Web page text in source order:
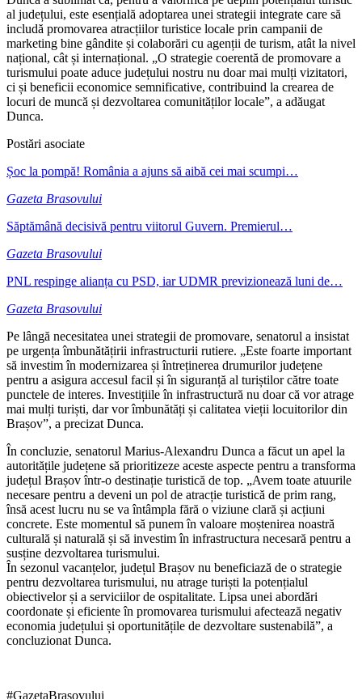
al județului, este esențială adoptarea unei strategii integrate care să
includă promovarea atracțiilor turistice locale prin campanii de
marketing bine gândite și colaborări cu agenții de turism, atât la nivel
național, cât și internațional. „O strategie coerentă de promovare a
turismului poate aduce județului nostru nu doar mai mulți vizitatori,
ci și beneficii economice semnificative, contribuind la crearea de
locuri de muncă și dezvoltarea comunităților locale”, a adăugat
Dunca.
Postări asociate
Șoc la pompă! România a ajuns să aibă cei mai scumpi…
Gazeta Brasovului
Săptămână decisivă pentru viitorul Guvern. Premierul…
Gazeta Brasovului
PNL respinge alianța cu PSD, iar UDMR previzionează luni de…
Gazeta Brasovului
Pe lângă necesitatea unei strategii de promovare, senatorul a insistat
pe urgența îmbunătățirii infrastructurii rutiere. „Este foarte important
să investim în modernizarea și întreținerea drumurilor județene
pentru a asigura accesul facil și în siguranță al turiștilor către toate
punctele de interes. Investițiile în infrastructură nu doar că vor atrage
mai mulți turiști, dar vor îmbunătăți și calitatea vieții locuitorilor din
Brașov”, a precizat Dunca.
În concluzie, senatorul Marius-Alexandru Dunca a făcut un apel la
autoritățile județene să prioritizeze aceste aspecte pentru a transforma
județul Brașov într-o destinație turistică de top. „Avem toate atuurile
necesare pentru a deveni un pol de atracție turistică de prim rang,
însă acest lucru nu se va întâmpla fără o viziune clară și acțiuni
concrete. Este momentul să punem în valoare moștenirea noastră
culturală și naturală și să investim în infrastructura necesară pentru a
susține dezvoltarea turismului.
În sezonul vacanțelor, județul Brașov nu beneficiază de o strategie
pentru dezvoltarea turismului, nu atrage turiști la potențialul
obiectivelor și a serviciilor de ospitalitate. Lipsa unei abordări
coordonate și eficiente în promovarea turismului afectează negativ
economia județului și oportunitățile de dezvoltare sustenabilă”, a
concluzionat Dunca.
#GazetaBrașovului